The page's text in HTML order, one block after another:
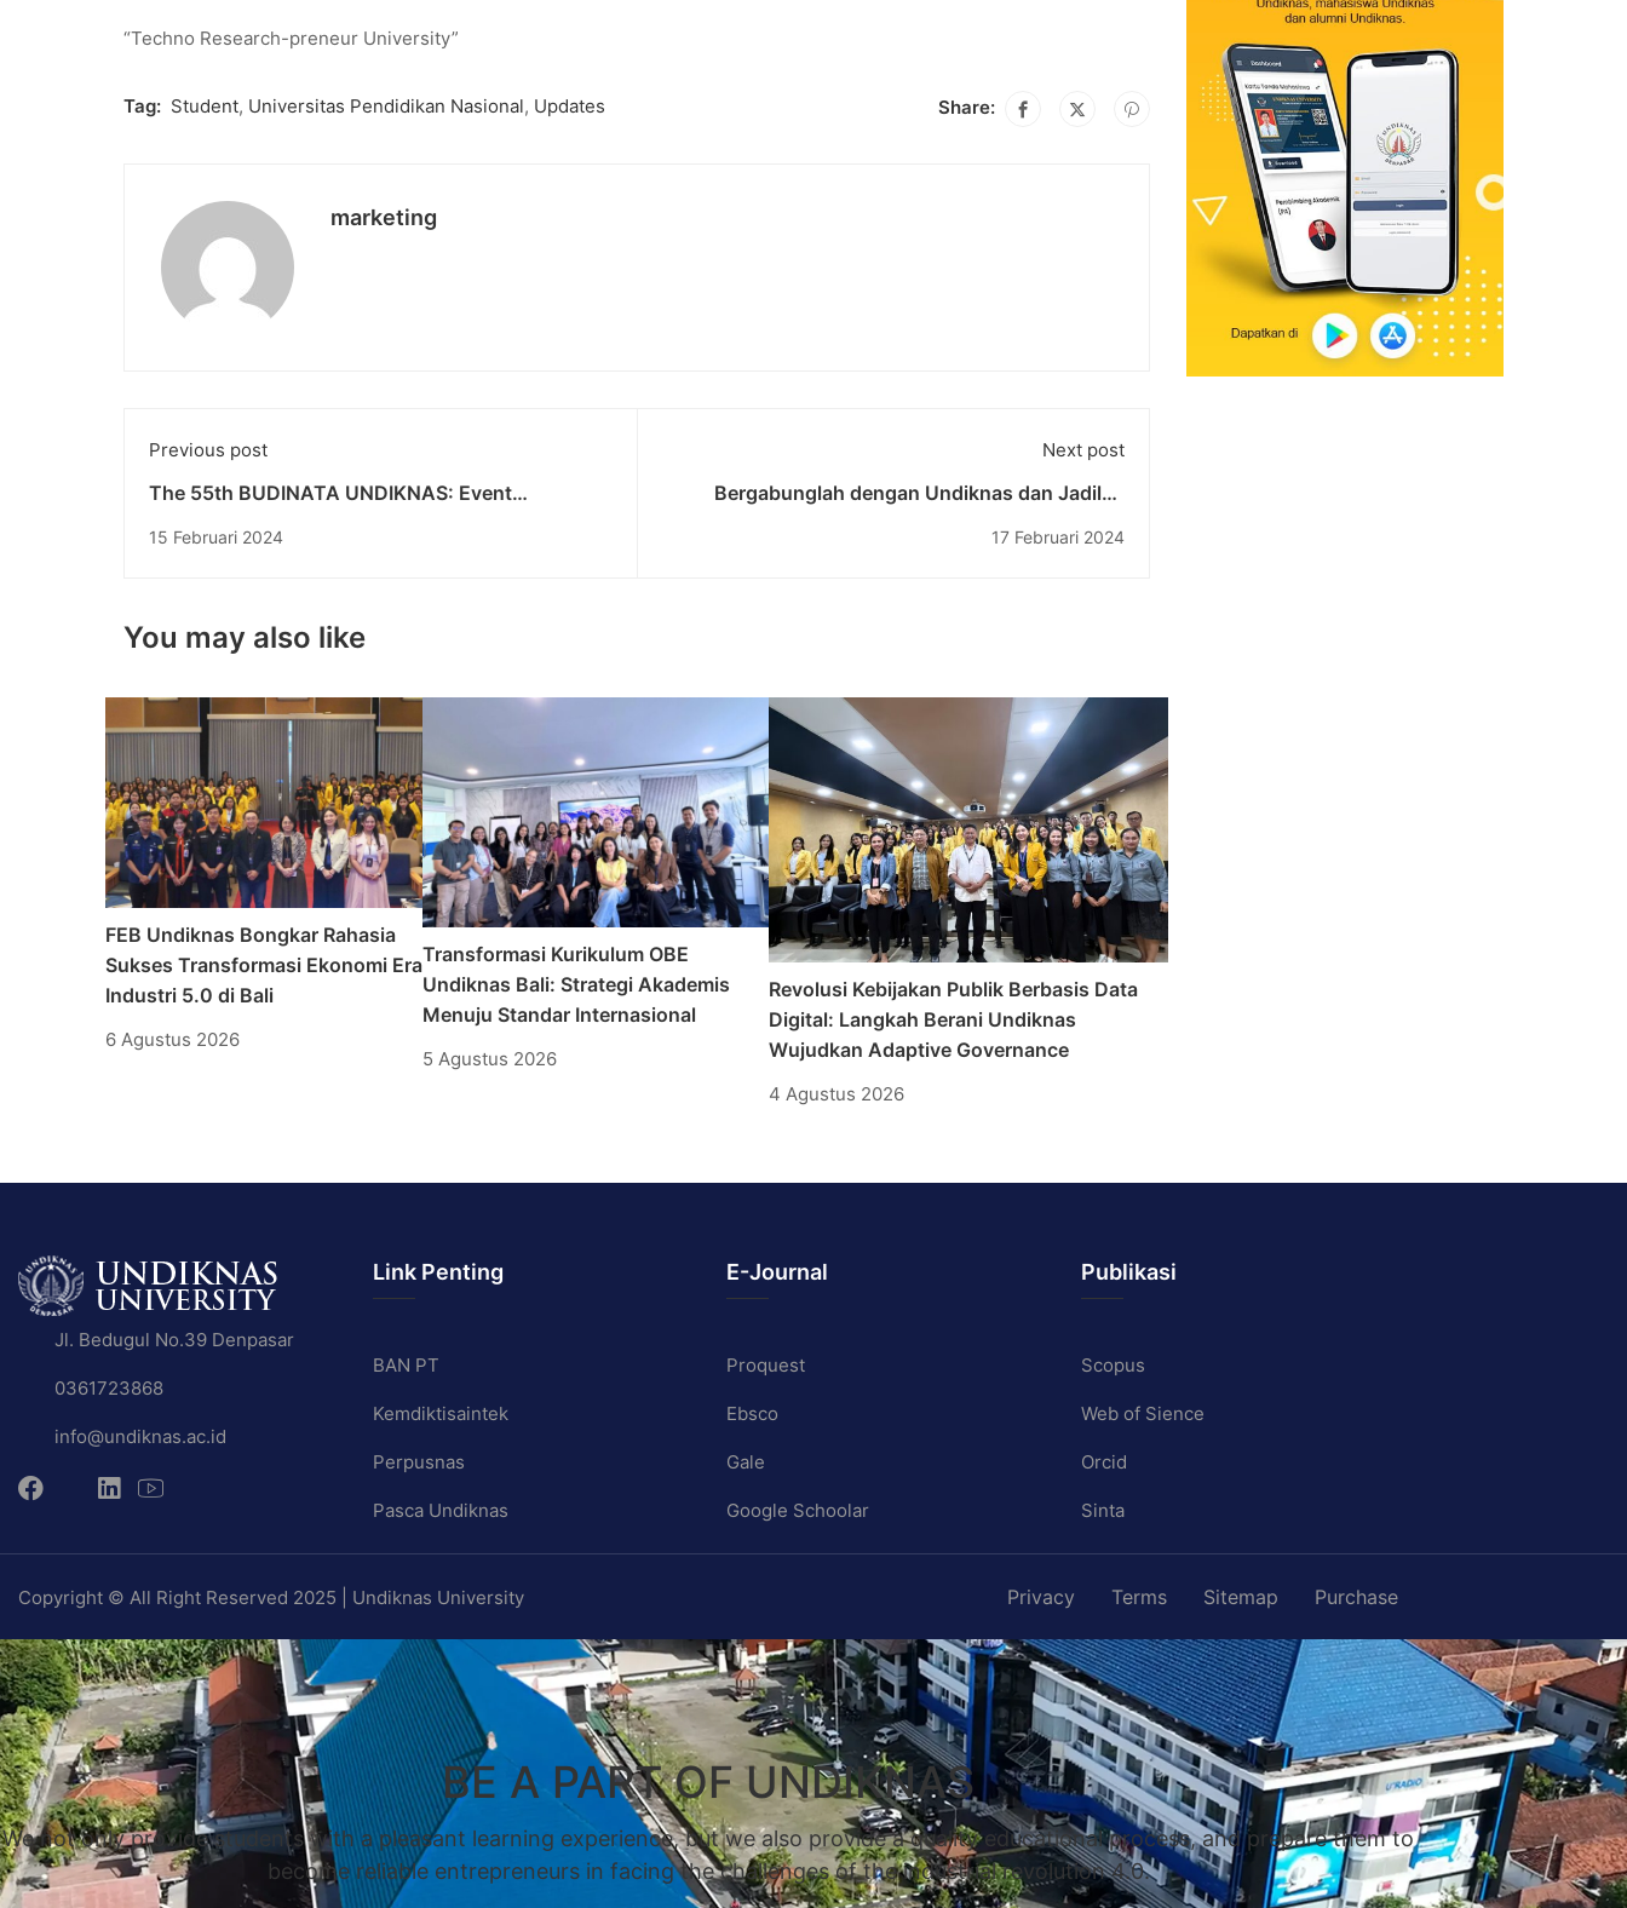
“Techno Research-preneur University”
Tag: Student, Universitas Pendidikan Nasional, Updates Share:
marketing
Previous post
The 55th BUDINATA UNDIKNAS: Event
15 Februari 2024
Next post
Bergabunglah dengan Undiknas dan Jadilah
17 Februari 2024
You may also like
FEB Undiknas Bongkar Rahasia
Sukses Transformasi Ekonomi Era
Industri 5.0 di Bali
6 Agustus 2026
Transformasi Kurikulum OBE
Undiknas Bali: Strategi Akademis
Menuju Standar Internasional
5 Agustus 2026
Revolusi Kebijakan Publik Berbasis Data
Digital: Langkah Berani Undiknas
Wujudkan Adaptive Governance
4 Agustus 2026
Jl. Bedugul No.39 Denpasar
0361723868
info@undiknas.ac.id
Link Penting
BAN PT
Kemdiktisaintek
Perpusnas
Pasca Undiknas
E-Journal
Proquest
Ebsco
Gale
Google Schoolar
Publikasi
Scopus
Web of Sience
Orcid
Sinta
Copyright © All Right Reserved 2025 | Undiknas University Privacy Terms Sitemap Purchase
BE A PART OF UNDIKNAS
We not only provide students with a pleasant learning experience, but we also provide a quality educational process, and prepare them to
become reliable entrepreneurs in facing the challenges of the industrial revolution 4.0.